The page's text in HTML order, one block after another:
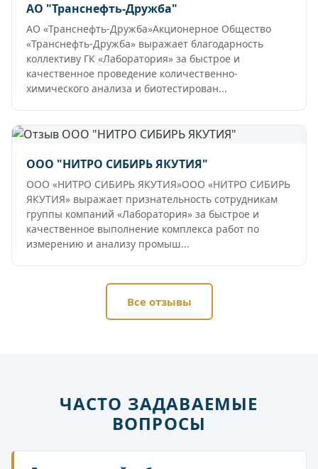
АО "Транснефть-Дружба"
АО «Транснефть-Дружба»Акционерное Общество
«Транснефть-Дружба» выражает благодарность
коллективу ГК «Лаборатория» за быстрое и
качественное проведение количественно-
химического анализа и биотестирован...
ООО "НИТРО СИБИРЬ ЯКУТИЯ"
ООО «НИТРО СИБИРЬ ЯКУТИЯ»ООО «НИТРО СИБИРЬ
ЯКУТИЯ» выражает признательность сотрудникам
группы компаний «Лаборатория» за быстрое и
качественное выполнение комплекса работ по
измерению и анализу промыш...
Все отзывы
ЧАСТО ЗАДАВАЕМЫЕ
ВОПРОСЫ